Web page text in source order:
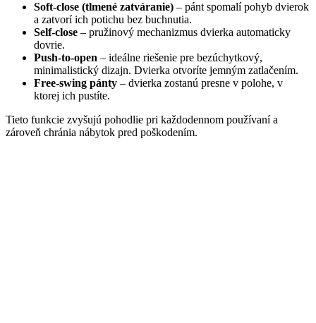
Soft-close (tlmené zatváranie) – pánt spomalí pohyb dvierok
a zatvorí ich potichu bez buchnutia.
Self-close – pružinový mechanizmus dvierka automaticky
dovrie.
Push-to-open – ideálne riešenie pre bezúchytkový,
minimalistický dizajn. Dvierka otvoríte jemným zatlačením.
Free-swing pánty – dvierka zostanú presne v polohe, v
ktorej ich pustíte.
Tieto funkcie zvyšujú pohodlie pri každodennom používaní a
zároveň chránia nábytok pred poškodením.